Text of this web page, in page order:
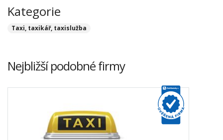
Kategorie
Taxi, taxikář, taxislužba
Nejbližší podobné firmy